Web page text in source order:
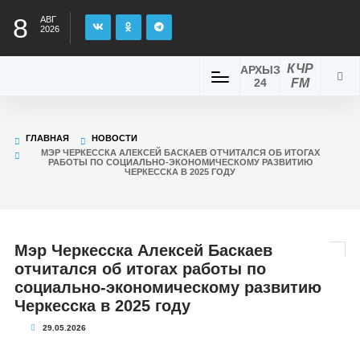
8
АВГ
2026
КЧР
FM
АРХЫЗ
24
ГЛАВНАЯ
НОВОСТИ
МЭР ЧЕРКЕССКА АЛЕКСЕЙ БАСКАЕВ ОТЧИТАЛСЯ ОБ ИТОГАХ
РАБОТЫ ПО СОЦИАЛЬНО-ЭКОНОМИЧЕСКОМУ РАЗВИТИЮ
ЧЕРКЕССКА В 2025 ГОДУ
Мэр Черкесска Алексей Баскаев
отчитался об итогах работы по
социально-экономическому развитию
Черкесска в 2025 году
29.05.2026